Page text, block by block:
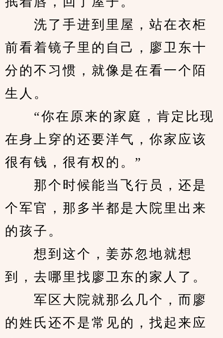
洗了手进到里屋，站在衣柜
前看着镜子里的自己，廖卫东十
分的不习惯，就像是在看一个陌
生人。
“你在原来的家庭，肯定比现
在身上穿的还要洋气，你家应该
很有钱，很有权的。”
那个时候能当飞行员，还是
个军官，那多半都是大院里出来
的孩子。
想到这个，姜苏忽地就想
到，去哪里找廖卫东的家人了。
军区大院就那么几个，而廖
的姓氏还不是常见的，找起来应